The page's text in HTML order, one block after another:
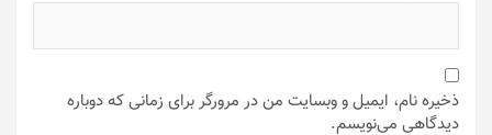
ذخیره نام، ایمیل و وبسایت من در مرورگر برای زمانی که دوباره
دیدگاهی می‌نویسم.